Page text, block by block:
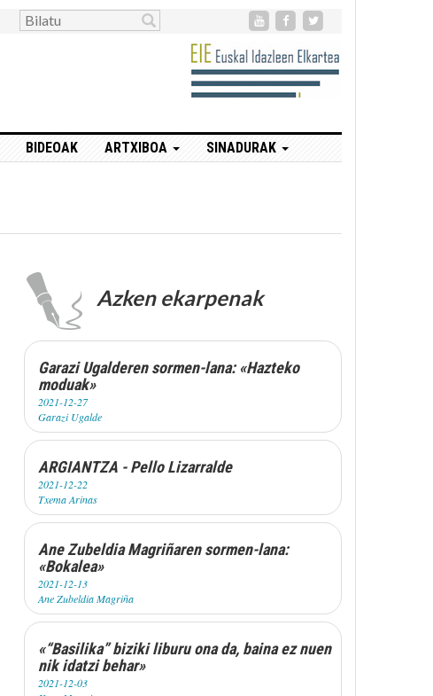
BIDEOAK ARTXIBOA SINADURAK
Azken ekarpenak
Garazi Ugalderen sormen-lana: «Hazteko
moduak»
2021-12-27
Garazi Ugalde
ARGIANTZA - Pello Lizarralde
2021-12-22
Txema Arinas
Ane Zubeldia Magriñaren sormen-lana:
«Bokalea»
2021-12-13
Ane Zubeldia Magriña
«“Basilika” biziki liburu ona da, baina ez nuen
nik idatzi behar»
2021-12-03